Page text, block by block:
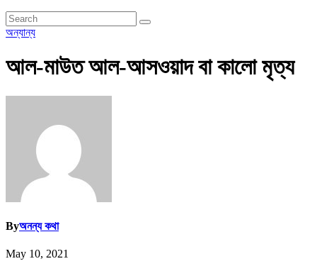
অন্যান্য
আল-মাউত আল-আসওয়াদ বা কালো মৃত্য
Byঅনন্য কথা
May 10, 2021